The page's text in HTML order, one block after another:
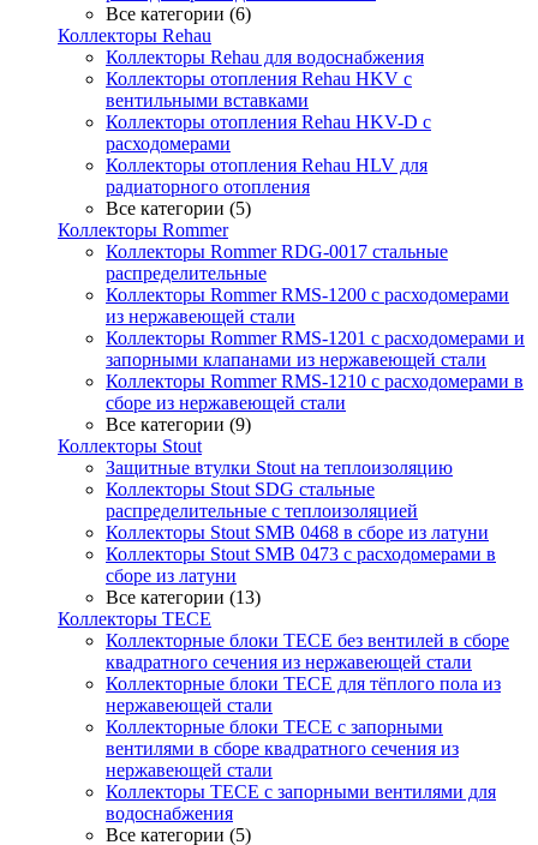
Все категории (6)
Коллекторы Rehau
Коллекторы Rehau для водоснабжения
Коллекторы отопления Rehau HKV с
вентильными вставками
Коллекторы отопления Rehau HKV-D с
расходомерами
Коллекторы отопления Rehau HLV для
радиаторного отопления
Все категории (5)
Коллекторы Rommer
Коллекторы Rommer RDG-0017 стальные
распределительные
Коллекторы Rommer RMS-1200 с расходомерами
из нержавеющей стали
Коллекторы Rommer RMS-1201 с расходомерами и
запорными клапанами из нержавеющей стали
Коллекторы Rommer RMS-1210 с расходомерами в
сборе из нержавеющей стали
Все категории (9)
Коллекторы Stout
Защитные втулки Stout на теплоизоляцию
Коллекторы Stout SDG стальные
распределительные с теплоизоляцией
Коллекторы Stout SMB 0468 в сборе из латуни
Коллекторы Stout SMB 0473 с расходомерами в
сборе из латуни
Все категории (13)
Коллекторы TECE
Коллекторные блоки TECE без вентилей в сборе
квадратного сечения из нержавеющей стали
Коллекторные блоки TECE для тёплого пола из
нержавеющей стали
Коллекторные блоки TECE с запорными
вентилями в сборе квадратного сечения из
нержавеющей стали
Коллекторы TECE с запорными вентилями для
водоснабжения
Все категории (5)